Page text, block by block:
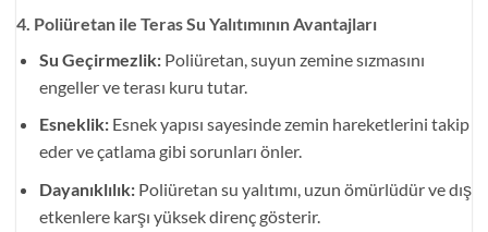
4. Poliüretan ile Teras Su Yalıtımının Avantajları
Su Geçirmezlik:Poliüretan, suyun zemine sızmasını
engeller ve terası kuru tutar.
Esneklik:Esnek yapısı sayesinde zemin hareketlerini takip
eder ve çatlama gibi sorunları önler.
Dayanıklılık:Poliüretan su yalıtımı, uzun ömürlüdür ve dış
etkenlere karşı yüksek direnç gösterir.